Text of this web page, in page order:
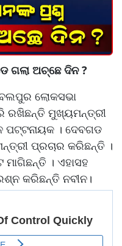
ଗଲା ଅଚ୍ଛେ ଦିନ ?
ଲୋକସଭା
ରଖିଛନ୍ତି ମୁଖ୍ୟମନ୍ତ୍ରୀ
ପଟ୍ଟନାୟକ । ଦେବଗଡ
ପ୍ରଚାର କରିଛନ୍ତି ।
। ଏହାସହ
କରିଛନ୍ତି ନବୀନ।